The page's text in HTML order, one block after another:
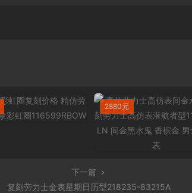
2880元
下一篇
复刻劳力士金表星期日历型218235-83215A